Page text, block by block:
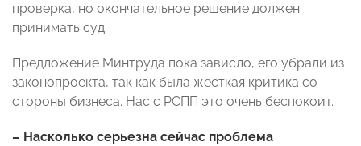
проверка, но окончательное решение должен
принимать суд.
Предложение Минтруда пока зависло, его убрали из
законопроекта, так как была жесткая критика со
стороны бизнеса. Нас с РСПП это очень беспокоит.
– Насколько серьезна сейчас проблема